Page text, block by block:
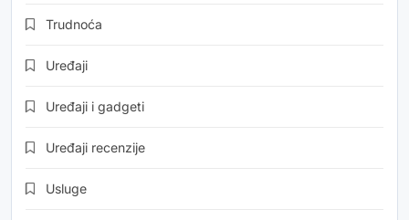
Trudnoća
Uređaji
Uređaji i gadgeti
Uređaji recenzije
Usluge